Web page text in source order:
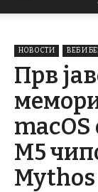
НОВОСТИ ВЕБ И
Прв
macOS
M5
Mythos